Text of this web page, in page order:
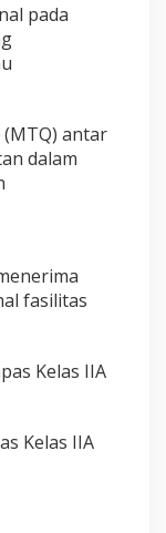
pada
(MTQ) antar
dalam
fasilitas
Kelas IIA
Kelas IIA